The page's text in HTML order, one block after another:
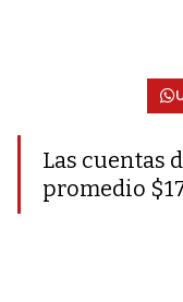
Las cuentas
promedio